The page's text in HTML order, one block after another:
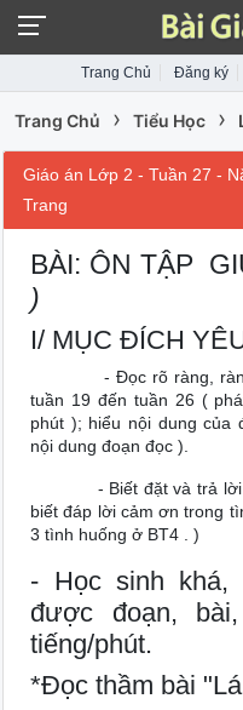
Trang Chủ Đăng ký
Trang Chủ › Tiểu Học ›
Giáo án Lớp 2 - Tuần 27 -
Trang
BÀI: ÔN TẬP
)
I/ MỤC ĐÍCH
- Đọc rõ ràng, rành
tuần 19 đến tuần 26 (
phút ); hiểu nội dung của
nội dung đoạn đọc ).
- Biết đặt và trả lời
biết đáp lời cảm ơn trong
3 tình huống ở BT4 . )
- Học sinh
được đoạn,
tiếng/phút.
*Đọc thầm bài